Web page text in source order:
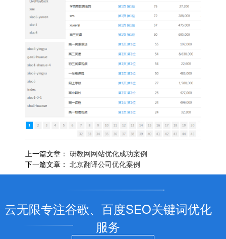
上一篇文章： 研教网网站优化成功案例
下一篇文章： 北京翻译公司优化案例
云无限专注谷歌、百度SEO关键词优化
服务